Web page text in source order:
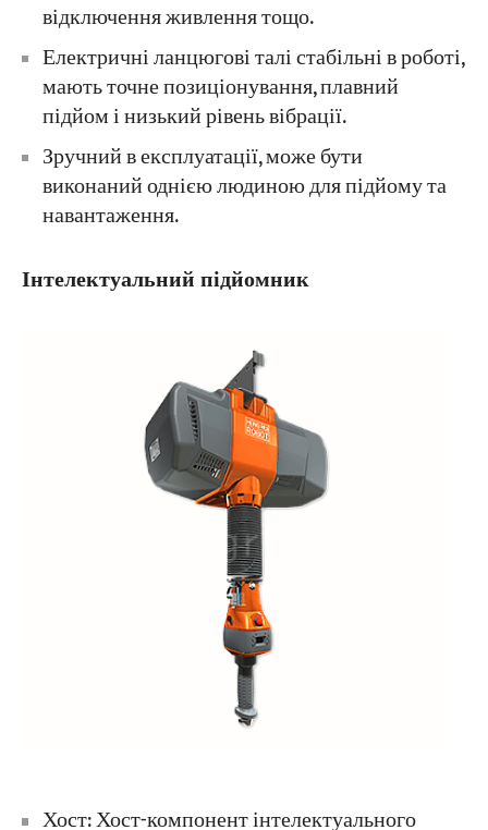
відключення живлення тощо.
Електричні ланцюгові талі стабільні в роботі,
мають точне позиціонування, плавний
підйом і низький рівень вібрації.
Зручний в експлуатації, може бути
виконаний однією людиною для підйому та
навантаження.
Інтелектуальний підйомник
Хост: Хост-компонент інтелектуального